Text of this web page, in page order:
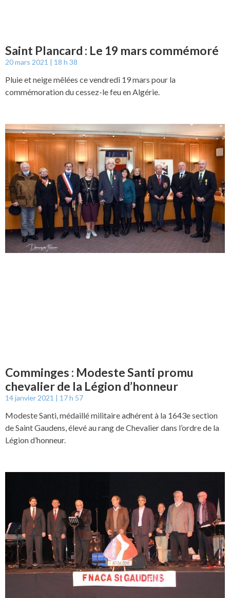
Saint Plancard : Le 19 mars commémoré
20 mars 2021 18 h 38
Pluie et neige mêlées ce vendredi 19 mars pour la
commémoration du cessez-le feu en Algérie.
Comminges : Modeste Santi promu
chevalier de la Légion d’honneur
14 janvier 2021 17 h 57
Modeste Santi, médaillé militaire adhérent à la 1643e section
de Saint Gaudens, élevé au rang de Chevalier dans l’ordre de la
Légion d’honneur.